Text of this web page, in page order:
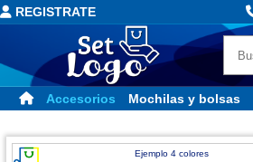
REGISTRATE
Accesorios Mochilas y bolsas
Ejemplo 4 colores